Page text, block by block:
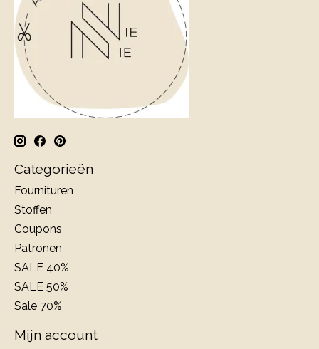
Categorieën
Fournituren
Stoffen
Coupons
Patronen
SALE 40%
SALE 50%
Sale 70%
Mijn account